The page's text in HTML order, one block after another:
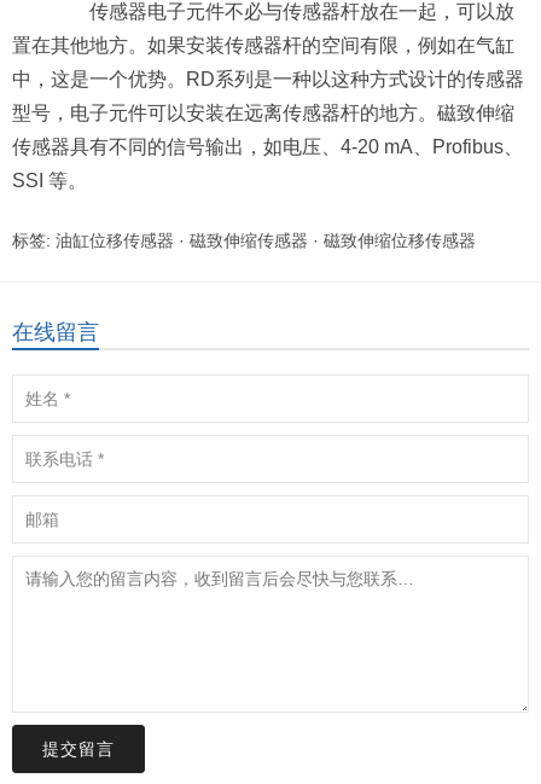
传感器电子元件不必与传感器杆放在一起，可以放
置在其他地方。如果安装传感器杆的空间有限，例如在气缸
中，这是一个优势。RD系列是一种以这种方式设计的传感器
型号，电子元件可以安装在远离传感器杆的地方。磁致伸缩
传感器具有不同的信号输出，如电压、4-20 mA、Profibus、
SSI 等。
标签: 油缸位移传感器 · 磁致伸缩传感器 · 磁致伸缩位移传感器
在线留言
提交留言